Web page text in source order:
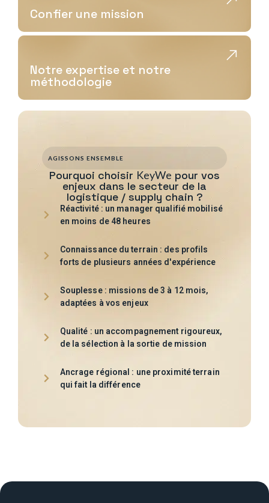
AGISSONS ENSEMBLE
Pourquoi choisir KeyWe pour vos
enjeux dans le secteur de la
logistique / supply chain ?
Réactivité : un manager qualifié mobilisé
en moins de 48 heures
Connaissance du terrain : des profils
forts de plusieurs années d'expérience
Souplesse : missions de 3 à 12 mois,
adaptées à vos enjeux
Qualité : un accompagnement rigoureux,
de la sélection à la sortie de mission
Ancrage régional : une proximité terrain
qui fait la différence
Confier une mission
Notre expertise et notre
méthodologie